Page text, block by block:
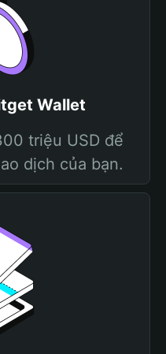
Wallet
triệu USD để
dịch của bạn.